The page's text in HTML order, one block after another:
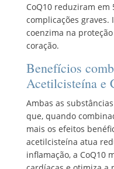
CoQ10 reduziram em
complicações graves.
coenzima na
coração.
Benefícios
Acetilcisteína e
Ambas as
que, quando
mais os efeitos
acetilcisteína atua
inflamação, a CoQ10